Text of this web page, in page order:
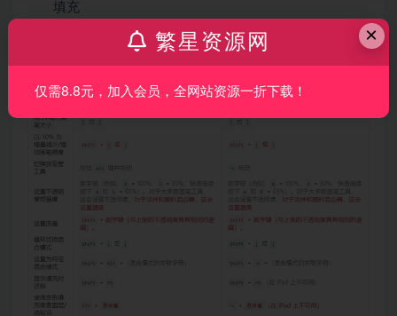
填充
更新后的核心画笔快捷键列表如下所示（新增内容以红色
×
繁星资源网
仅需8.8元，加入会员，全网站资源一折下载！